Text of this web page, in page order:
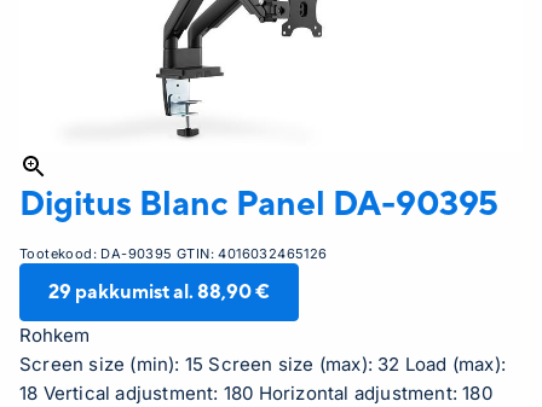
Digitus Blanc Panel DA-90395
Tootekood: DA-90395 GTIN:4016032465126
29 pakkumist al. 88,90 €
Rohkem
Screen size (min): 15 Screen size (max): 32 Load (max):
18 Vertical adjustment: 180 Horizontal adjustment: 180